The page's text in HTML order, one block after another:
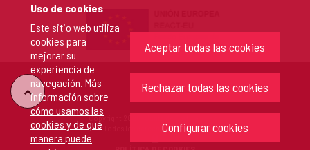
Uso de cookies
Este sitio web utiliza
cookies para
mejorar su
experiencia de
navegación. Más
información sobre
cómo usamos las
cookies y de qué
manera puede
Aceptar todas las cookies
Rechazar todas las cookies
Configurar cookies
en
nueva.
una
ventana
nueva.
una
nueva.
una
nueva.
"Volver
arriba"
Copyright 2026 - Junta de Castilla y León
Todos los derechos reservados.